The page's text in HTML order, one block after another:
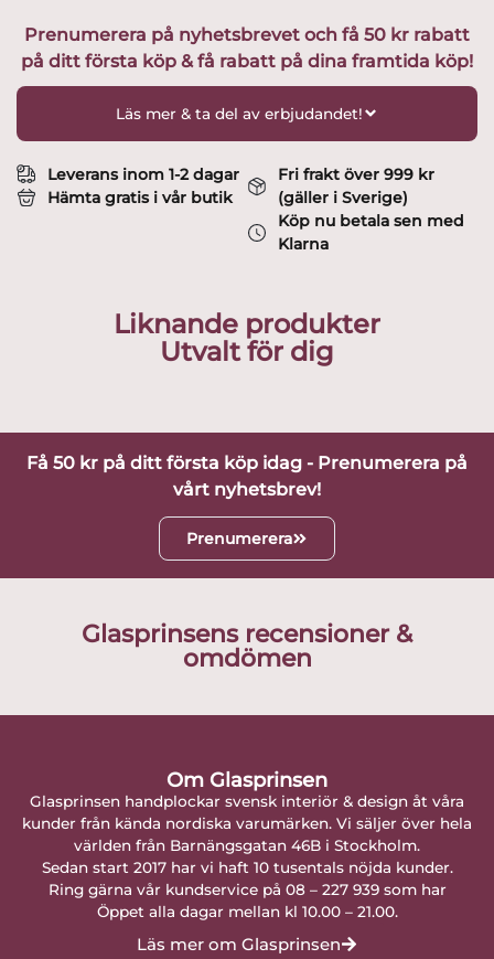
Prenumerera på nyhetsbrevet och få 50 kr rabatt
på ditt första köp & få rabatt på dina framtida köp!
Läs mer & ta del av erbjudandet!
Leverans inom 1-2 dagar
Hämta gratis i vår butik
Fri frakt över 999 kr
(gäller i Sverige)
Köp nu betala sen med
Klarna
Liknande produkter
Utvalt för dig
Få 50 kr på ditt första köp idag - Prenumerera på
vårt nyhetsbrev!
Prenumerera
Glasprinsens recensioner &
omdömen
Om Glasprinsen
Glasprinsen handplockar svensk interiör & design åt våra
kunder från kända nordiska varumärken. Vi säljer över hela
världen från Barnängsgatan 46B i Stockholm.
Sedan start 2017 har vi haft 10 tusentals nöjda kunder.
Ring gärna vår kundservice på 08 – 227 939 som har
Öppet alla dagar mellan kl 10.00 – 21.00.
Läs mer om Glasprinsen